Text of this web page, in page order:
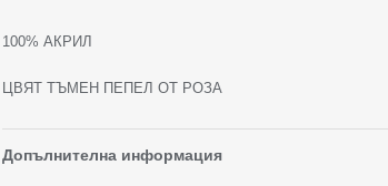
100% АКРИЛ
ЦВЯТ ТЪМЕН ПЕПЕЛ ОТ РОЗА
Допълнителна информация